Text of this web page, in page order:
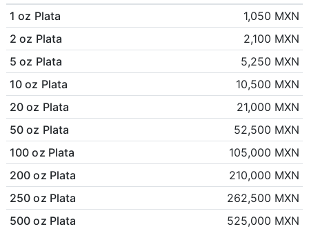
1 oz Plata
1,050 MXN
2 oz Plata
2,100 MXN
5 oz Plata
5,250 MXN
10 oz Plata
10,500 MXN
20 oz Plata
21,000 MXN
50 oz Plata
52,500 MXN
100 oz Plata
105,000 MXN
200 oz Plata
210,000 MXN
250 oz Plata
262,500 MXN
500 oz Plata
525,000 MXN